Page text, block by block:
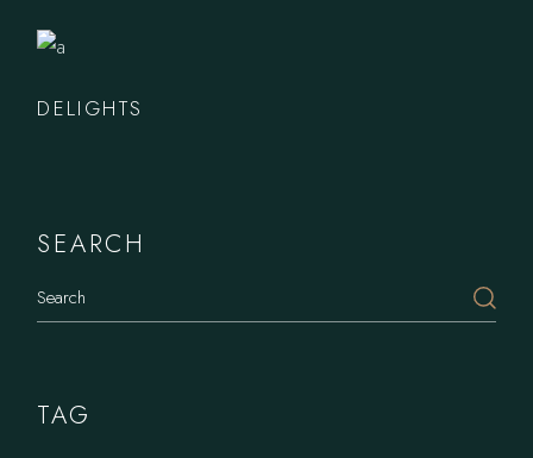
DELIGHTS
SEARCH
Search
TAG